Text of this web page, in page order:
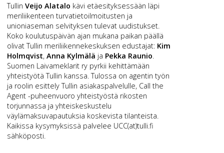
TullinVeijo Alatalo kävi etäesityksessään läpi
meriliikenteen turvatietoilmoitusten ja
unioniaseman selvityksen tulevat uudistukset.
Koko koulutuspäivän ajan mukana paikan päällä
olivat Tullin meriliikennekeskuksen edustajat: Kim
Holmqvist,Anna Kylmälä ja Pekka Raunio.
Suomen Laivameklarit ry pyrkii kehittämään
yhteistyötä Tullin kanssa. Tulossa on agentin työn
ja roolin esittely Tullin asiakaspalvelulle, Call the
Agent -puheenvuoro yhteistyöstä rikosten
torjunnassa ja yhteiskeskustelu
väylämaksuvapautuksia koskevista tilanteista.
Kaikissa kysymyksissä palvelee UCC(at)tulli.fi
sähköposti.